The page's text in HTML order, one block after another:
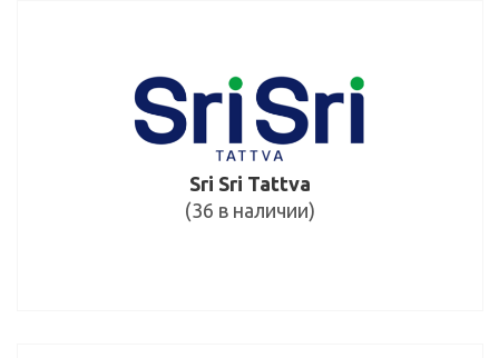
Sri Sri Tattva
(36 в наличии)